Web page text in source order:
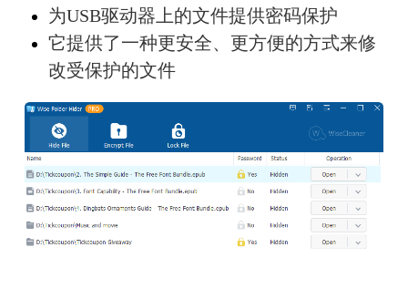
为USB驱动器上的文件提供密码保护
它提供了一种更安全、更方便的方式来修
改受保护的文件